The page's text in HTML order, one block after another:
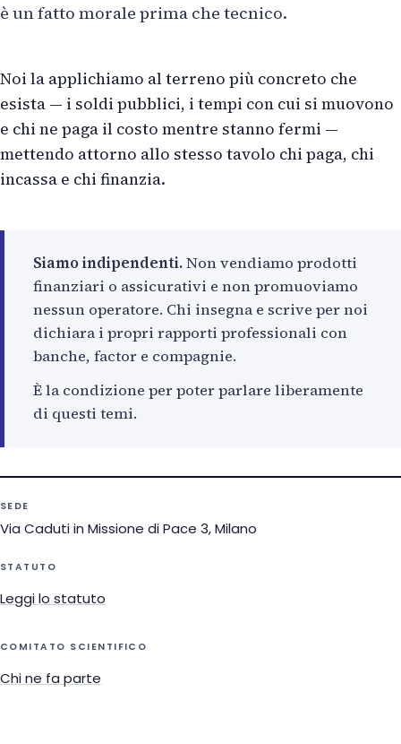
è un fatto morale prima che tecnico.
Noi la applichiamo al terreno più concreto che
esista — i soldi pubblici, i tempi con cui si muovono
e chi ne paga il costo mentre stanno fermi —
mettendo attorno allo stesso tavolo chi paga, chi
incassa e chi finanzia.
Siamo indipendenti.Non vendiamo prodotti
finanziari o assicurativi e non promuoviamo
nessun operatore. Chi insegna e scrive per noi
dichiara i propri rapporti professionali con
banche, factor e compagnie.
È la condizione per poter parlare liberamente
di questi temi.
SEDE
Via Caduti in Missione di Pace 3, Milano
STATUTO
Leggi lo statuto
COMITATO SCIENTIFICO
Chi ne fa parte